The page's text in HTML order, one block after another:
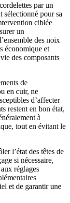
par un
sélectionné pour sa
ciblée
un
des noix
économique et
des composants
de
en cuir, ne
d’affecter
restent en bon état,
à
tout en évitant le
l’état des têtes de
si nécessaire,
réglages
et de garantir une